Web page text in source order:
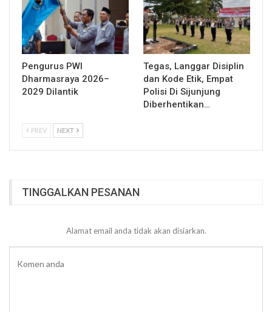
Pengurus PWI
Dharmasraya 2026–
2029 Dilantik
Tegas, Langgar Disiplin
dan Kode Etik, Empat
Polisi Di Sijunjung
Diberhentikan…
PREV NEXT
TINGGALKAN PESANAN
Alamat email anda tidak akan disiarkan.